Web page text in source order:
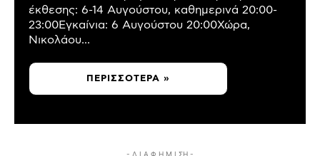
έκθεσης: 6-14 Αυγούστου, καθημερινά 20:00-
23:00Εγκαίνια: 6 Αυγούστου 20:00Χώρα,
Νικολάου...
ΠΕΡΙΣΣΌΤΕΡΑ »
- Δ Ι Α Φ Η Μ Ι ΣΗ -